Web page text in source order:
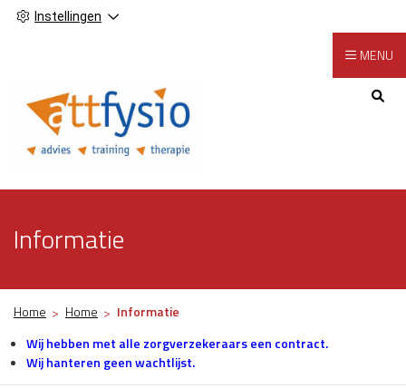
Instellingen
Hoofdmenu
MENU
Informatie
Home Home
Informatie
Wij hebben met alle zorgverzekeraars een contract.
Wij hanteren geen wachtlijst.